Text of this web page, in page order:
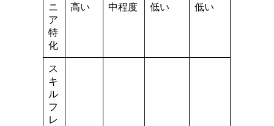
ニ
ア
特
化
高い 中程度 低い 低い
ス
キ
ル
フ
レ